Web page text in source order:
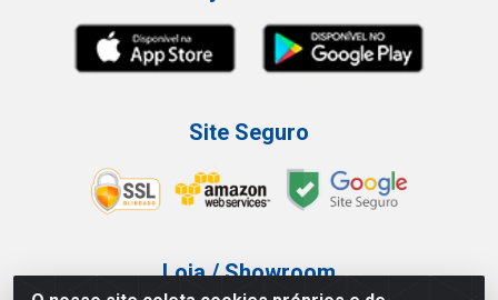
Site Seguro
Loja / Showroom